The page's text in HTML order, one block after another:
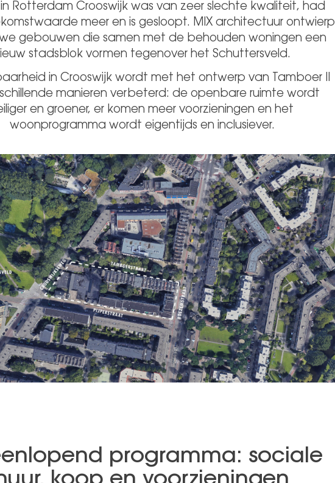
Rotterdam Crooswijk was van zeer slechte kwaliteit, had
meer en is gesloopt. MIX architectuur ontwierp
gebouwen die samen met de behouden woningen een
stadsblok vormen tegenover het Schuttersveld.
in Crooswijk wordt met het ontwerp van Tamboer II
manieren verbeterd: de openbare ruimte wordt
en groener, er komen meer voorzieningen en het
woonprogramma wordt eigentijds en inclusiever.
programma: sociale